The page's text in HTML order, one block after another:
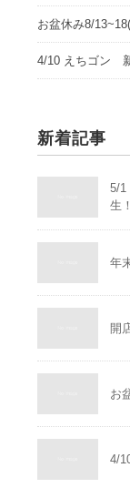
お盆休み8/
4/10 えちゴン
新着記事
5/1
生！
年
開
お
4/